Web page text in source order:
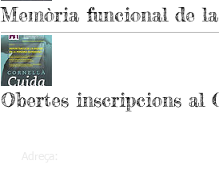
Memòria funcional de
Obertes inscripcions al